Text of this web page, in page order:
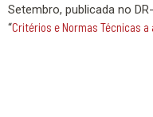
Setembro, publicada no
“Critérios e Normas Técnicas a